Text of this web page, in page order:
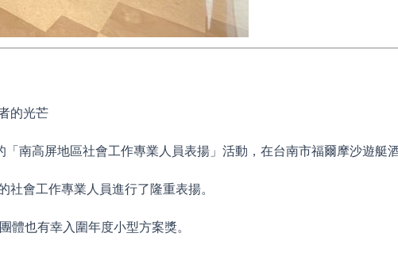
的光芒
南高屏地區社會工作專業人員表揚」活動，在台南市福爾摩沙遊艇酒
會工作專業人員進行了隆重表揚。
也有幸入圍年度小型方案獎。